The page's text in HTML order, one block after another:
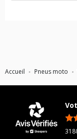
Accueil Pneus moto